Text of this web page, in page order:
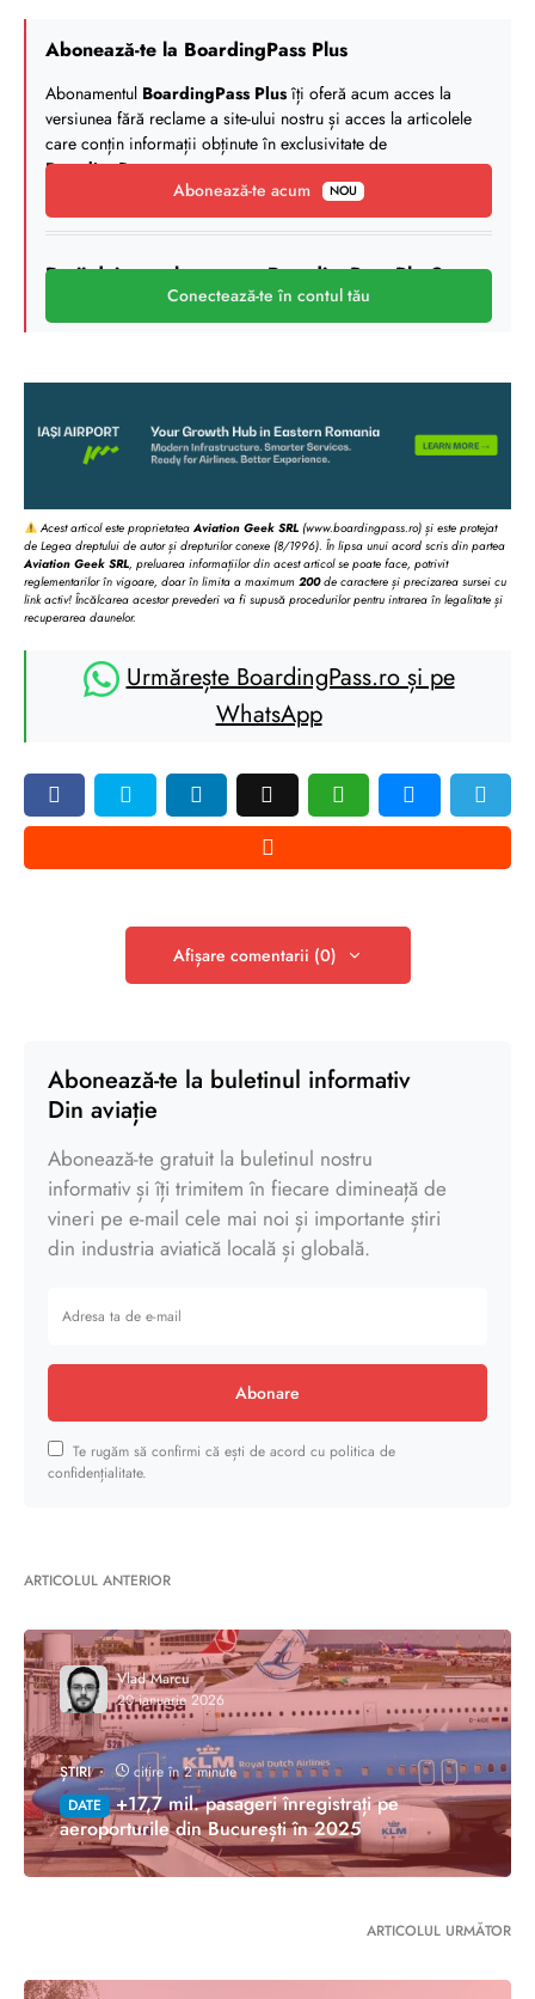
Abonează-te la BoardingPass Plus
Abonamentul BoardingPass Plusîți oferă acum acces la
versiunea fără reclame a site-ului nostru și acces la articolele
care conțin informații obținute în exclusivitate de
BoardingPass.
Abonează-te acum
NOU
Deții deja un abonament BoardingPass Plus?
Conectează-te în contul tău
Acest articol este proprietateaAviation Geek SRL (www.boardingpass.ro) și este protejat
de Legea dreptului de autor și drepturilor conexe (8/1996). În lipsa unui acord scris din partea
Aviation Geek SRL, preluarea informațiilor din acest articol se poate face, potrivit
reglementarilor în vigoare, doar în limita a maximum 200de caractere și precizarea sursei cu
link activ! Încălcarea acestor prevederi va fi supusă procedurilor pentru intrarea în legalitate și
recuperarea daunelor.
Urmărește BoardingPass.ro și pe
WhatsApp
Afișare comentarii (0)
Abonează-te la buletinul informativ
Din aviație
Abonează-te gratuit la buletinul nostru
informativ și îți trimitem în fiecare dimineață de
vineri pe e-mail cele mai noi și importante știri
din industria aviatică locală și globală.
Abonare
Te rugăm să confirmi că ești de acord cu politica de
confidențialitate.
ARTICOLUL ANTERIOR
Vlad Marcu
20 ianuarie 2026
ȘTIRI
citire în 2 minute
DATE +17,7 mil. pasageri înregistrați pe
aeroporturile din București în 2025
ARTICOLUL URMĂTOR